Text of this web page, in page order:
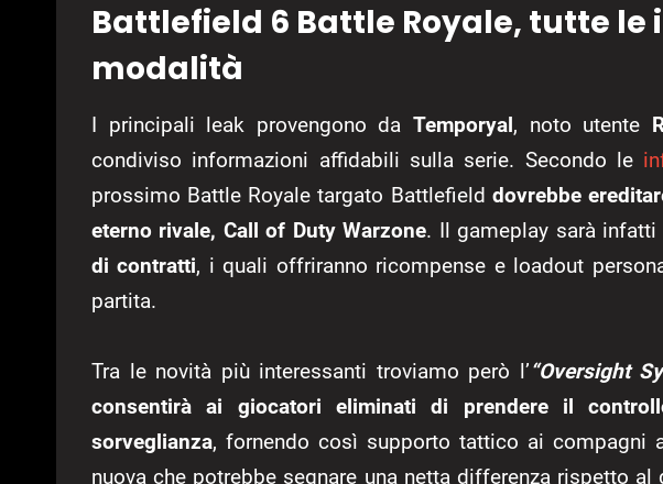
Battlefield 6 Battle Royale, tutte le
modalità
I principali leak provengono da Temporyal, noto utente
condiviso informazioni affidabili sulla serie. Secondo le
prossimo Battle Royale targato Battlefield dovrebbe
eterno rivale, Call of Duty Warzone. Il gameplay sarà
di contratti, i quali offriranno ricompense e loadout
partita.
Tra le novità più interessanti troviamo però l’“Oversight
consentirà ai giocatori eliminati di prendere il
sorveglianza, fornendo così supporto tattico ai compagni
nuova che potrebbe segnare una netta differenza rispetto